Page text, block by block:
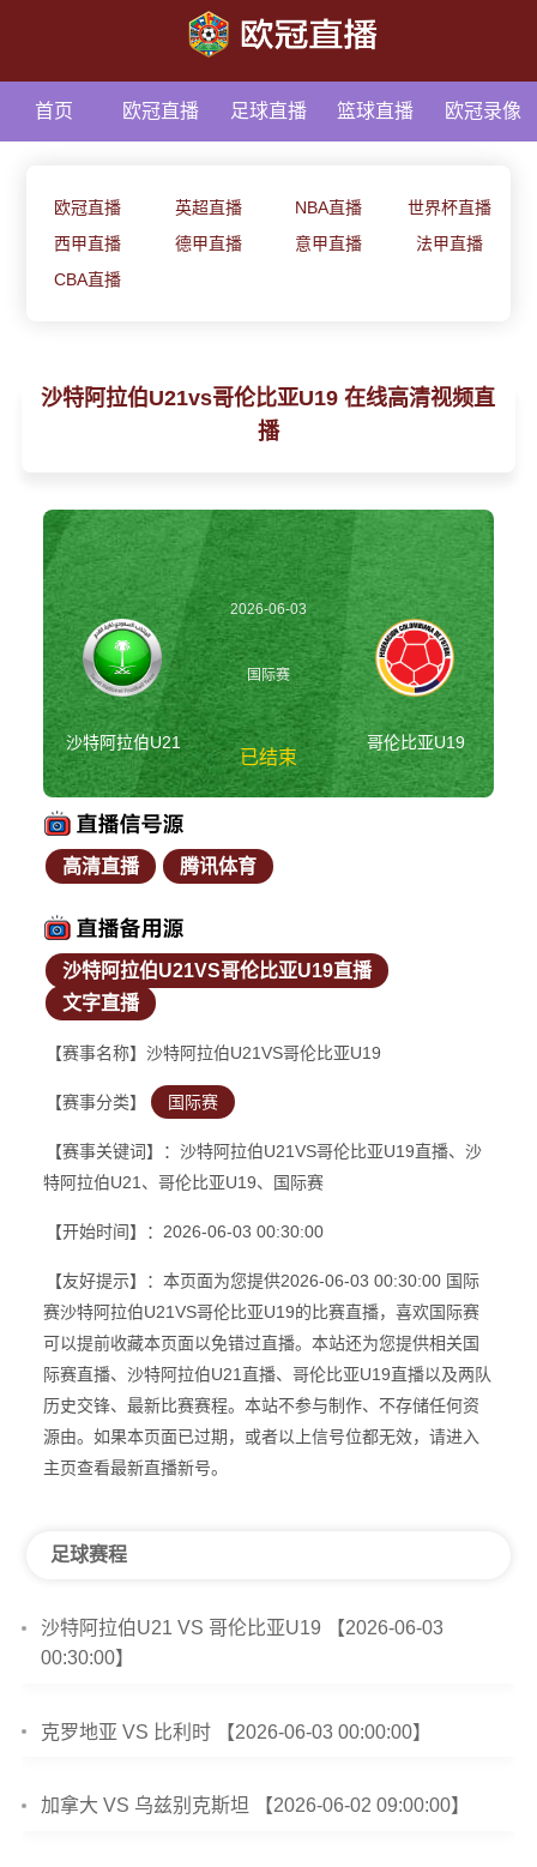
首页 欧冠直播 足球直播 篮球直播 欧冠录像
欧冠直播 英超直播 NBA直播
世界杯直播
西甲直播
德甲直播 意甲直播
法甲直播
CBA直播
沙特阿拉伯U21vs哥伦比亚U19 在线高清视频直
播
沙特阿拉伯U21
2026-06-03
00:30:00
国际赛
已结束
哥伦比亚U19
高清直播 腾讯体育
沙特阿拉伯U21VS哥伦比亚U19直播
文字直播
【赛事名称】沙特阿拉伯U21VS哥伦比亚U19
【赛事分类】 国际赛
【赛事关键词】：沙特阿拉伯U21VS哥伦比亚U19直播、沙
特阿拉伯U21、哥伦比亚U19、国际赛
【开始时间】：2026-06-03 00:30:00
【友好提示】：本页面为您提供2026-06-03 00:30:00 国际
赛沙特阿拉伯U21VS哥伦比亚U19的比赛直播，喜欢国际赛
可以提前收藏本页面以免错过直播。本站还为您提供相关国
际赛直播、沙特阿拉伯U21直播、哥伦比亚U19直播以及两队
历史交锋、最新比赛赛程。本站不参与制作、不存储任何资
源由。如果本页面已过期，或者以上信号位都无效，请进入
主页查看最新直播新号。
足球赛程
沙特阿拉伯U21 VS 哥伦比亚U19 【2026-06-03
00:30:00】
克罗地亚 VS 比利时 【2026-06-03 00:00:00】
加拿大 VS 乌兹别克斯坦 【2026-06-02 09:00:00】